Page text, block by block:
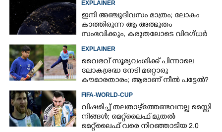
EXPLAINER
ഇനി അഞ്ചുദിവസം മാത്രം; ലോകം
കാത്തിരുന്ന ആ അത്ഭുതം
സംഭവിക്കും, കരുതലോടെ വിദഗ്ധർ
EXPLAINER
വൈഭവ് സൂര്യവംശിക്ക് പിന്നാലെ
ലോകശ്രദ്ധ നേടി മറ്റൊരു
കൗമാരതാരം; ആരാണ് നീൽ പട്ടേൽ?
FIFA-WORLD-CUP
വിഷമിച്ച് തലതാഴ്‌ത്തേണ്ടവനല്ല മെസ്സി
നിങ്ങള്‍; മെറ്റ്‌ലൈഫ് മുതല്‍
മെറ്റ്‌ലൈഫ് വരെ നിറഞ്ഞാടിയ 2.0